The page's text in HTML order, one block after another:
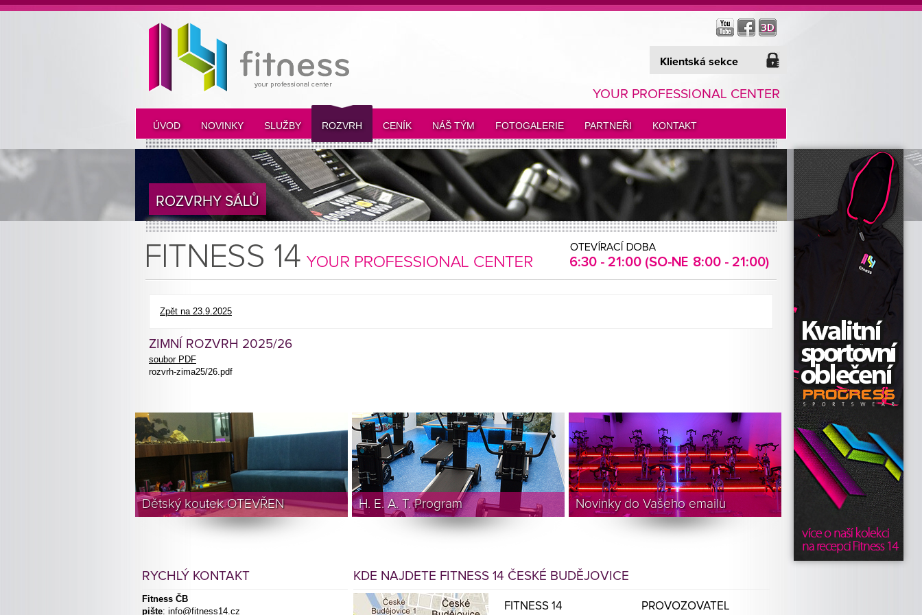
Klientská sekce
YOUR PROFESSIONAL CENTER
ÚVOD NOVINKY SLUŽBY ROZVRH CENÍK NÁŠ TÝM FOTOGALERIE PARTNEŘI KONTAKT
ROZVRHY SÁLŮ
Zpět na 23.9.2025
ZIMNÍ ROZVRH 2025/26
soubor PDF
rozvrh-zima25/26.pdf
Dětský koutek OTEVŘEN H. E. A. T. Program Novinky do Vašeho emailu
RYCHLÝ KONTAKT
Fitness ČB
pište: info@fitness14.cz
KDE NAJDETE FITNESS 14 ČESKÉ BUDĚJOVICE
FITNESS 14 PROVOZOVATEL